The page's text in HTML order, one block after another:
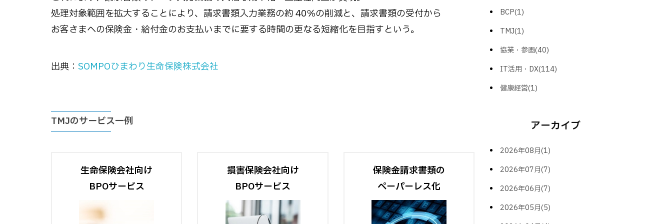
処理対象範囲を拡大することにより、請求書類入力業務の約 40％の削減と、請求書類の受付から
お客さまへの保険金・給付金のお支払いまでに要する時間の更なる短縮化を目指すという。
出典： SOMPOひまわり生命保険株式会社
TMJのサービス一例
生命保険会社向け
BPOサービス
損害保険会社向け
BPOサービス
保険金請求書類の
ペーパーレス化
BCP(1)
TMJ(1)
協業・参画(40)
IT活用・DX(114)
健康経営(1)
アーカイブ
2026年08月(1)
2026年07月(7)
2026年06月(7)
2026年05月(5)